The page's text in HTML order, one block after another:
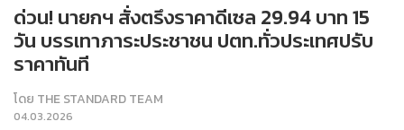
ด่วน! นายกฯ สั่งตรึงราคาดีเซล 29.94 บาท 15
วัน บรรเทาภาระประชาชน ปตท.ทั่วประเทศปรับ
ราคาทันที
โดย THE STANDARD TEAM
04.03.2026